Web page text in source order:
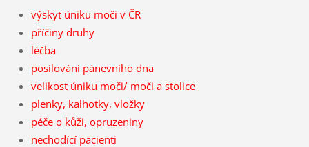
výskyt úniku moči v ČR
příčiny druhy
léčba
posilování pánevního dna
velikost úniku moči/ moči a stolice
plenky, kalhotky, vložky
péče o kůži, opruzeniny
nechodící pacienti